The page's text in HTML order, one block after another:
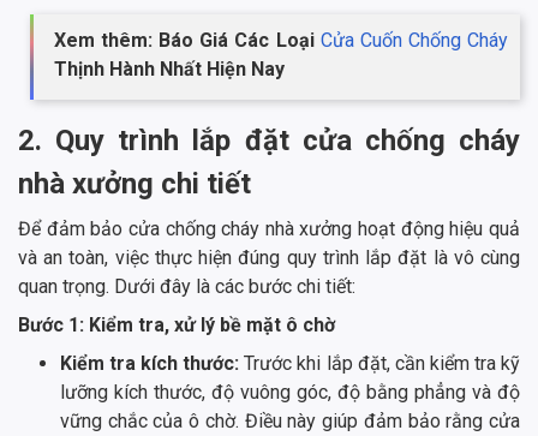
Xem thêm: Báo Giá Các Loại Cửa Cuốn Chống Cháy
Thịnh Hành Nhất Hiện Nay
2. Quy trình lắp đặt cửa chống cháy
nhà xưởng chi tiết
Để đảm bảo cửa chống cháy nhà xưởng hoạt động hiệu quả
và an toàn, việc thực hiện đúng quy trình lắp đặt là vô cùng
quan trọng. Dưới đây là các bước chi tiết:
Bước 1: Kiểm tra, xử lý bề mặt ô chờ
Kiểm tra kích thước: Trước khi lắp đặt, cần kiểm tra kỹ
lưỡng kích thước, độ vuông góc, độ bằng phẳng và độ
vững chắc của ô chờ. Điều này giúp đảm bảo rằng cửa